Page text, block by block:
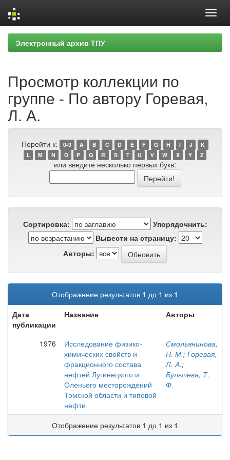
Skip
navigation
Электронный архив ТПУ
Просмотр коллекции по
группе - По автору Горевая,
Л. А.
Перейти к: 0-9 A B C D E F G H I J
K
L
M N O P Q R S T U V W X Y Z
или введите несколько первых букв:
Сортировка:
Упорядочнить:
Вывести на страницу:
Авторы:
Отображение результатов 1 до 1 из 1
Дата
публикации
Название Авторы
1976
Исследование физико-
химических свойств и
фракционного состава
нефтей Лугинецкого и
Оленьего месторождений
Томской области и типовой
нефти
Смольянинова,
Н. М.; Горевая,
Л. А.;
Булычева, Т.
Ф.
Отображение результатов 1 до 1 из 1